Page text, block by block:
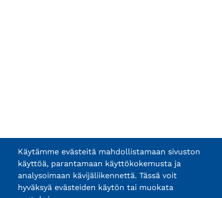
Käytämme evästeitä mahdollistamaan sivuston
käyttöä, parantamaan käyttökokemusta ja
analysoimaan kävijäliikennettä. Tässä voit
hyväksyä evästeiden käytön tai muokata